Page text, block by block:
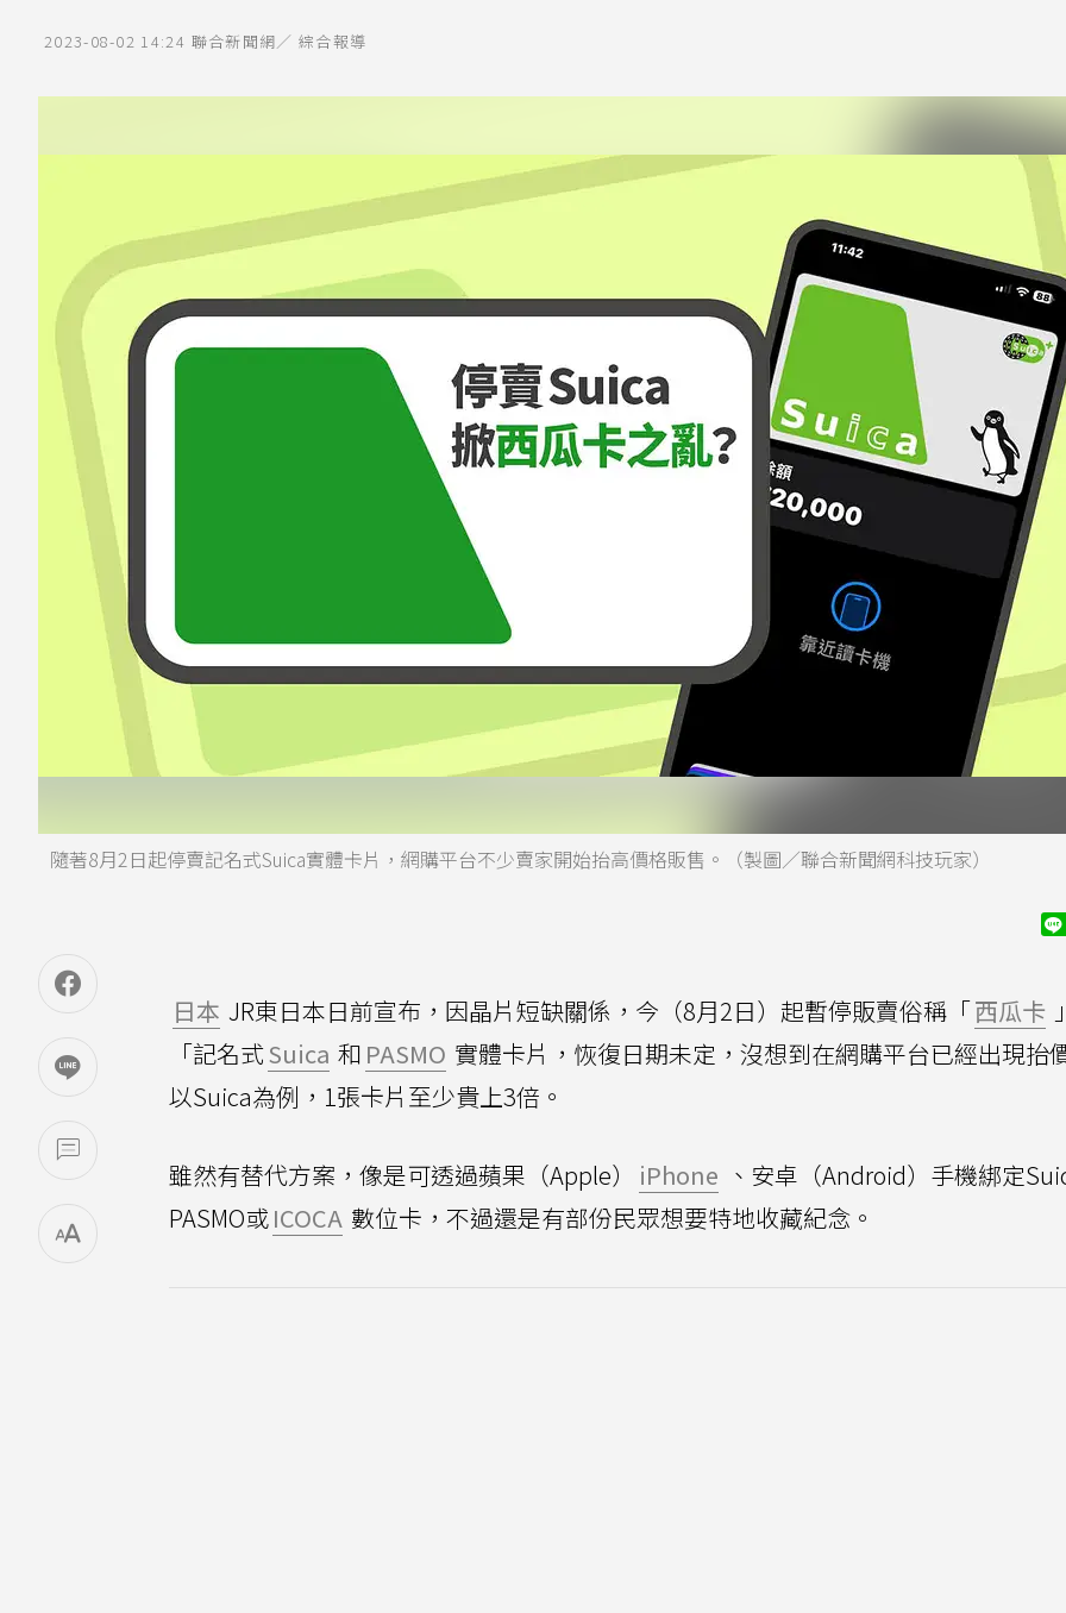
2023-08-02 14:24 聯合新聞網／ 綜合報導
隨著8月2日起停賣記名式Suica實體卡片，網購平台不少賣家開始抬高價格販售。（製圖／聯合新聞網科技玩家）
日本 JR東日本日前宣布，因晶片短缺關係，今（8月2日）起暫停販賣俗稱「西瓜卡
「記名式Suica 和 PASMO 實體卡片，恢復日期未定，沒想到在網購平台已經出現抬
以Suica為例，1張卡片至少貴上3倍。
雖然有替代方案，像是可透過蘋果（Apple） iPhone 、安卓（Android）手機綁定
PASMO或ICOCA 數位卡，不過還是有部份民眾想要特地收藏紀念。